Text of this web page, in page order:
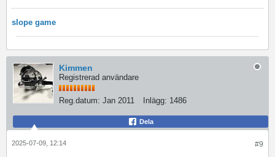
slope game
Kimmen
Registrerad användare
Reg.datum: Jan 2011 Inlägg: 1486
Dela
#9
2025-07-09, 12:14